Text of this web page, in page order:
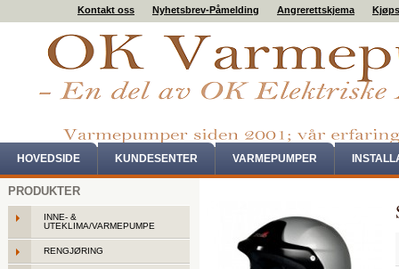
Kontakt oss Nyhetsbrev-Påmelding Angrerettskjema
HOVEDSIDE KUNDESENTER VARMEPUMPER
PRODUKTER
INNE- &
UTEKLIMA/VARMEPUMPE
RENGJØRING